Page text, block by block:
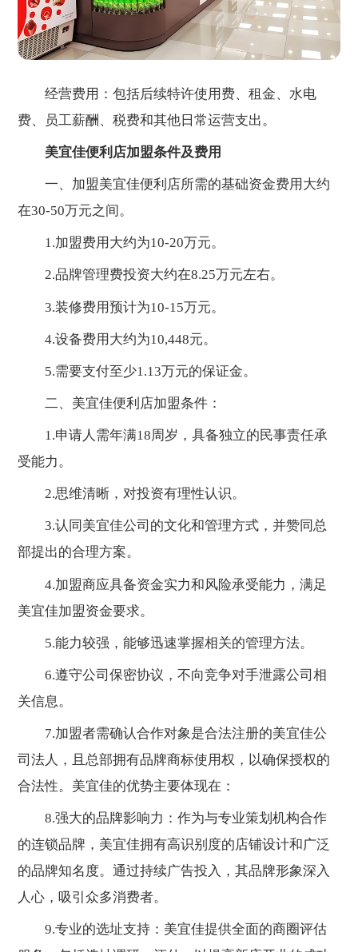
经营费用：包括后续特许使用费、租金、水电
费、员工薪酬、税费和其他日常运营支出。
美宜佳便利店加盟条件及费用
一、加盟美宜佳便利店所需的基础资金费用大约
在30-50万元之间。
1.加盟费用大约为10-20万元。
2.品牌管理费投资大约在8.25万元左右。
3.装修费用预计为10-15万元。
4.设备费用大约为10,448元。
5.需要支付至少1.13万元的保证金。
二、美宜佳便利店加盟条件：
1.申请人需年满18周岁，具备独立的民事责任承
受能力。
2.思维清晰，对投资有理性认识。
3.认同美宜佳公司的文化和管理方式，并赞同总
部提出的合理方案。
4.加盟商应具备资金实力和风险承受能力，满足
美宜佳加盟资金要求。
5.能力较强，能够迅速掌握相关的管理方法。
6.遵守公司保密协议，不向竞争对手泄露公司相
关信息。
7.加盟者需确认合作对象是合法注册的美宜佳公
司法人，且总部拥有品牌商标使用权，以确保授权的
合法性。美宜佳的优势主要体现在：
8.强大的品牌影响力：作为与专业策划机构合作
的连锁品牌，美宜佳拥有高识别度的店铺设计和广泛
的品牌知名度。通过持续广告投入，其品牌形象深入
人心，吸引众多消费者。
9.专业的选址支持：美宜佳提供全面的商圈评估